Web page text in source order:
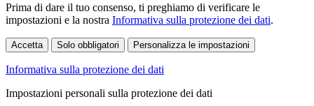
Prima di dare il tuo consenso, ti preghiamo di verificare le
impostazioni e la nostra Informativa sulla protezione dei dati.
Accetta Solo obbligatori Personalizza le impostazioni
Informativa sulla protezione dei dati
Impostazioni personali sulla protezione dei dati